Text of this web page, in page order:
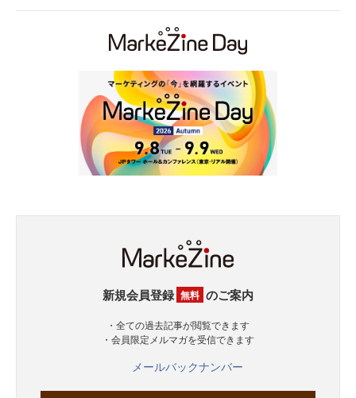
新規会員登録 無料 のご案内
・全ての過去記事が閲覧できます
・会員限定メルマガを受信できます
メールバックナンバー